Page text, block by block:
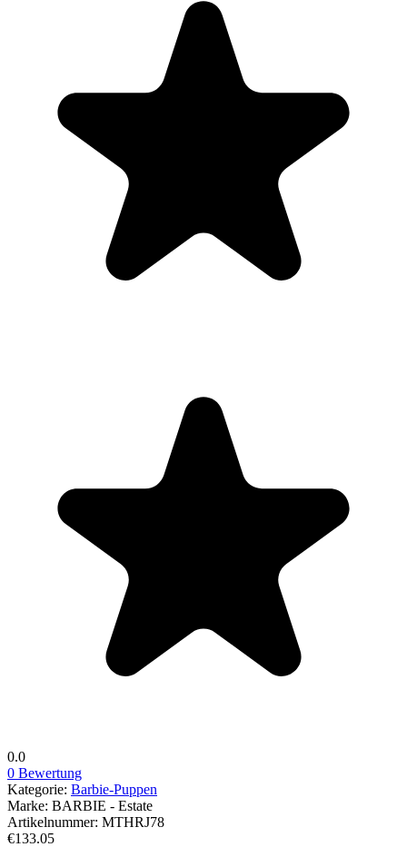
0.0
0 Bewertung
Kategorie: Barbie-Puppen
Marke: BARBIE - Estate
Artikelnummer: MTHRJ78
€133.05